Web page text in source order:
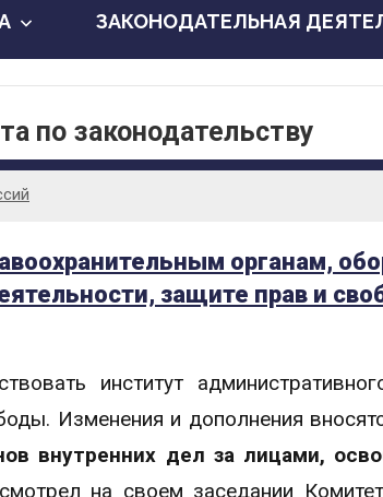
ЗАКОНОДАТЕЛЬНАЯ
по законодательству
органам,
защите прав и
институт
Изменения и дополнения
внутренних дел за лицами,
на своем заседании